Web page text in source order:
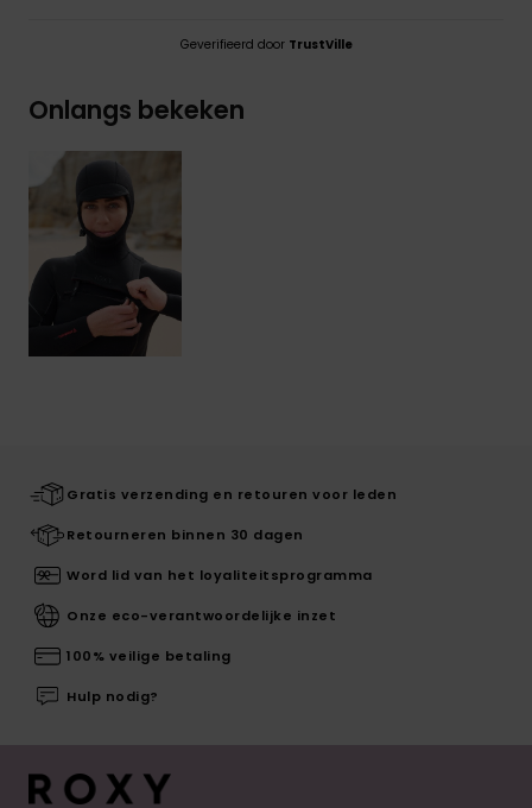
Geverifieerd door TrustVille
Onlangs bekeken
Gratis verzending en retouren voor leden
Retourneren binnen 30 dagen
Word lid van het loyaliteitsprogramma
Onze eco-verantwoordelijke inzet
100% veilige betaling
Hulp nodig?